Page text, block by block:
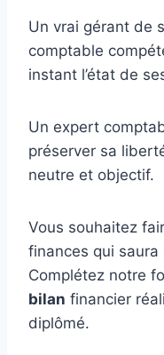
Un vrai gérant de
comptable
instant l’état de
Un expert
préserver sa
neutre et objectif.
Vous souhaitez
finances qui
Complétez notre
bilan financier
diplômé.